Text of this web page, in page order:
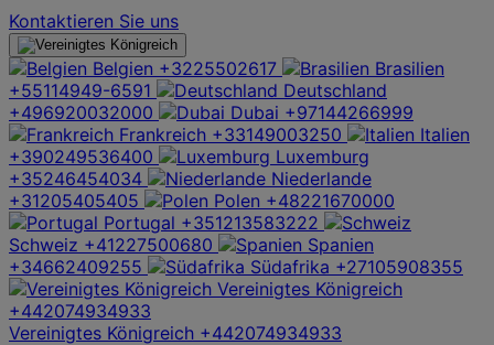
Kontaktieren Sie uns
Belgien +3225502617
Brasilien
+55114949-6591
Deutschland
+496920032000
Dubai +97144266999
Frankreich +33149003250
Italien
+390249536400
Luxemburg
+35246454034
Niederlande
+31205405405
Polen +48221670000
Portugal +351213583222
Schweiz +41227500680
Spanien
+34662409255
Südafrika +27105908355
Vereinigtes Königreich
+442074934933
Vereinigtes Königreich +442074934933